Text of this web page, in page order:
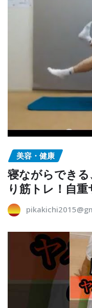
美容・健康
寝ながらでき
り筋トレ！自